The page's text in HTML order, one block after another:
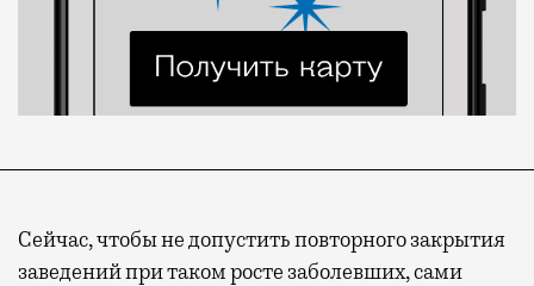
Сейчас, чтобы не допустить повторного закрытия
заведений при таком росте заболевших, сами